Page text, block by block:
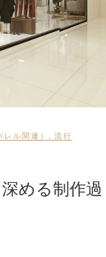
ル関連） ,流行
める制作過